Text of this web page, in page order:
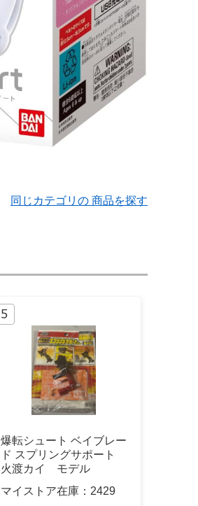
同じカテゴリの 商品を探す
爆転シュート ベイブレー
ド スプリングサポート
火渡カイ モデル
マイストア在庫： 2429